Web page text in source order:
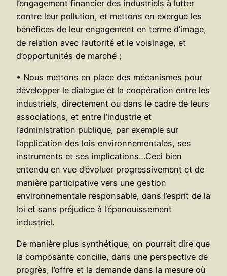
l’engagement financier des industriels à lutter
contre leur pollution, et mettons en exergue les
bénéfices de leur engagement en terme d’image,
de relation avec l’autorité et le voisinage, et
d’opportunités de marché ;
• Nous mettons en place des mécanismes pour
développer le dialogue et la coopération entre les
industriels, directement ou dans le cadre de leurs
associations, et entre l’industrie et
l’administration publique, par exemple sur
l’application des lois environnementales, ses
instruments et ses implications…Ceci bien
entendu en vue d’évoluer progressivement et de
manière participative vers une gestion
environnementale responsable, dans l’esprit de la
loi et sans préjudice à l’épanouissement
industriel.
De manière plus synthétique, on pourrait dire que
la composante concilie, dans une perspective de
progrès, l’offre et la demande dans la mesure où